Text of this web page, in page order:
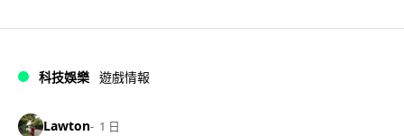
科技娛樂 遊戲情報
Lawton 1 日